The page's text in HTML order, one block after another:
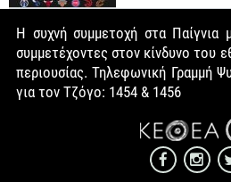
Η συχνή συμμετοχή στα Παίγνια
συμμετέχοντες στον κίνδυνο του
περιουσίας. Τηλεφωνική Γραμμή
για τον Τζόγο: 1454 & 1456